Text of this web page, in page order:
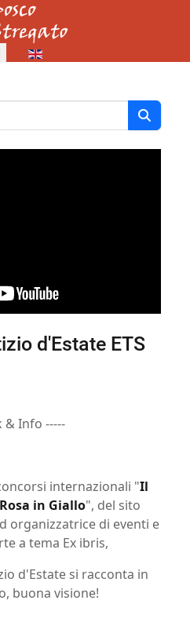
d'Estate ETS
& Info -----
internazionali "Il
Rosa in Giallo", del sito
organizzatrice di eventi e
a tema Ex ibris,
d'Estate si racconta in
buona visione!